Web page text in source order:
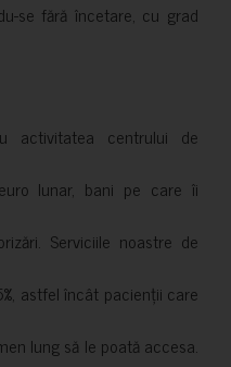
se fără încetare, cu grad
activitatea centrului de
lunar, bani pe care îi
Serviciile noastre de
astfel încât pacienții care
lung să le poată accesa.